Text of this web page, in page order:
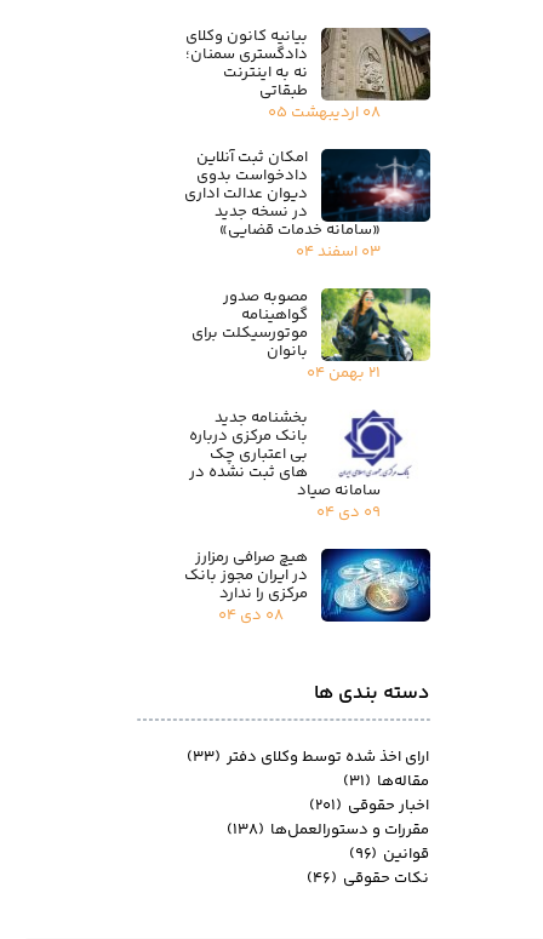
دسته بندی ها
بیانیه کانون وکلای
دادگستری سمنان؛
نه به اینترنت
طبقاتی
۰۸ اردیبهشت ۰۵
امکان ثبت آنلاین
دادخواست بدوی
دیوان عدالت اداری
در نسخه جدید
«سامانه خدمات قضایی»
۰۳ اسفند ۰۴
مصوبه صدور
گواهینامه
موتورسیکلت برای
بانوان
۲۱ بهمن ۰۴
بخشنامه جدید
بانک مرکزی درباره
بی اعتباری چک
های ثبت نشده در
سامانه صیاد
۰۹ دی ۰۴
هیچ صرافی رمزارز
در ایران مجوز بانک
مرکزی را ندارد
۰۸ دی ۰۴
ارای اخذ شده توسط وکلای دفتر (۳۳)
مقاله‌ها (۳۱)
اخبار حقوقی (۲۰۱)
مقررات و دستورالعمل‌ها (۱۳۸)
قوانین (۹۶)
نکات حقوقی (۴۶)